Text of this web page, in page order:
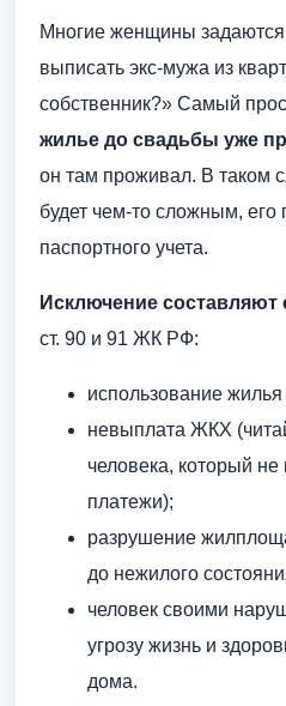
Многие женщины
выписать экс-мужа из
собственник?» Самый
жилье до свадьбы уже
он там проживал. В таком
будет чем-то сложным, его
паспортного учета.
Исключение составляют
ст. 90 и 91 ЖК РФ:
использование
невыплата ЖКХ
человека, который
платежи);
разрушение
до нежилого
человек своими
угрозу жизнь и
дома.